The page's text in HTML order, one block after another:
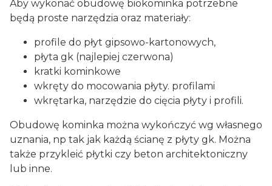
Aby wykonać obudowę biokominka potrzebne
będą proste narzędzia oraz materiały:
profile do płyt gipsowo-kartonowych,
płyta gk (najlepiej czerwona)
kratki kominkowe
wkręty do mocowania płyty. profilami
wkrętarka, narzędzie do cięcia płyty i profili.
Obudowę kominka można wykończyć wg własnego
uznania, np tak jak każdą ścianę z płyty gk. Można
także przykleić płytki czy beton architektoniczny
lub inne.